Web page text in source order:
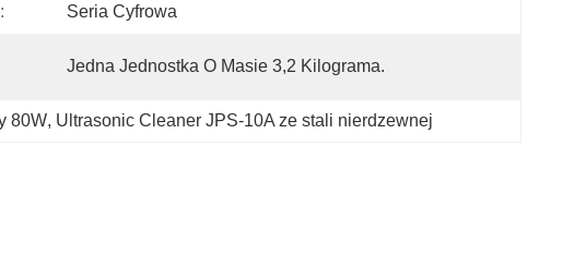
Seria Cyfrowa
Jedna Jednostka O Masie 3,2 Kilograma.
80W, Ultrasonic Cleaner JPS-10A ze stali nierdzewnej